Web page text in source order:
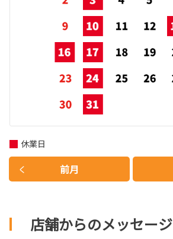
前月
休業日
店舗からのメッセージ